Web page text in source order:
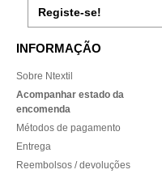
Registe-se!
INFORMAÇÃO
Sobre Ntextil
Acompanhar estado da
encomenda
Métodos de pagamento
Entrega
Reembolsos / devoluções